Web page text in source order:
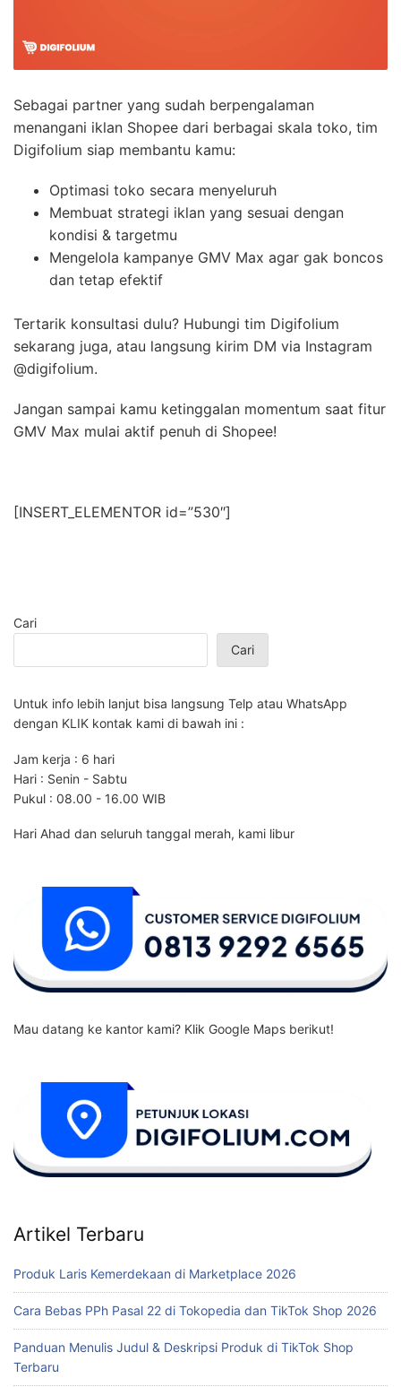
Sebagai partner yang sudah berpengalaman
menangani iklan Shopee dari berbagai skala toko, tim
Digifolium siap membantu kamu:
Optimasi toko secara menyeluruh
Membuat strategi iklan yang sesuai dengan
kondisi & targetmu
Mengelola kampanye GMV Max agar gak boncos
dan tetap efektif
Tertarik konsultasi dulu? Hubungi tim Digifolium
sekarang juga, atau langsung kirim DM via Instagram
@digifolium.
Jangan sampai kamu ketinggalan momentum saat fitur
GMV Max mulai aktif penuh di Shopee!
[INSERT_ELEMENTOR id=”530″]
Cari
Cari
Untuk info lebih lanjut bisa langsung Telp atau WhatsApp
dengan KLIK kontak kami di bawah ini :
Jam kerja : 6 hari
Hari : Senin - Sabtu
Pukul : 08.00 - 16.00 WIB
Hari Ahad dan seluruh tanggal merah, kami libur
Mau datang ke kantor kami? Klik Google Maps berikut!
Artikel Terbaru
Produk Laris Kemerdekaan di Marketplace 2026
Cara Bebas PPh Pasal 22 di Tokopedia dan TikTok Shop 2026
Panduan Menulis Judul & Deskripsi Produk di TikTok Shop
Terbaru